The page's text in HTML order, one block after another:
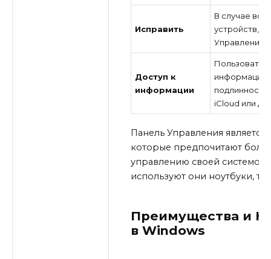
Исправить
В случае
устройств,
Управления
Доступ к
информации
информацию
подлинности
iCloud или
Панель Управления
которые предпочитают
управлению своей системой
используют они ноутбуки,
Преимущества и
в Windows